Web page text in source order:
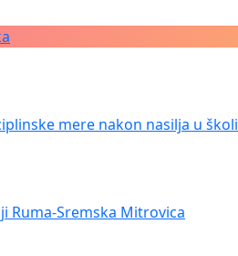
mere nakon nasilja u školi
Ruma-Sremska Mitrovica